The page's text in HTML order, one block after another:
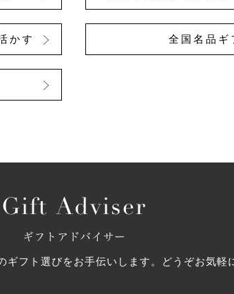
かす 全国名品ギ
フト選びをお手伝いします。どうぞお気軽